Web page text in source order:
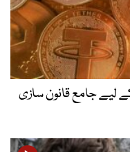
لیے جامع قانون سازی